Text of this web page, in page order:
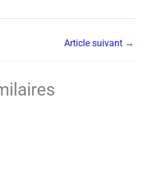
Article suivant →